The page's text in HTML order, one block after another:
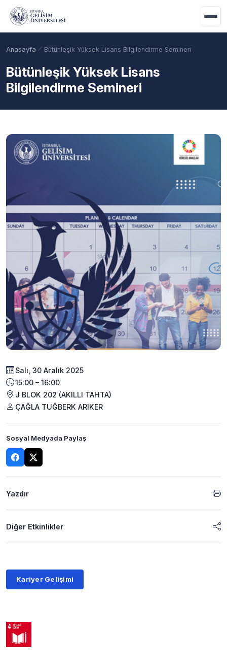
Ana içeriğe geç
Anasayfa Bütünleşik Yüksek Lisans Bilgilendirme Semineri
Bütünleşik Yüksek Lisans
Bilgilendirme Semineri
Salı, 30 Aralık 2025
15:00 – 16:00
J BLOK 202 (AKILLI TAHTA)
ÇAĞLA TUĞBERK ARIKER
Sosyal Medyada Paylaş
Yazdır
Diğer Etkinlikler
Kariyer Gelişimi